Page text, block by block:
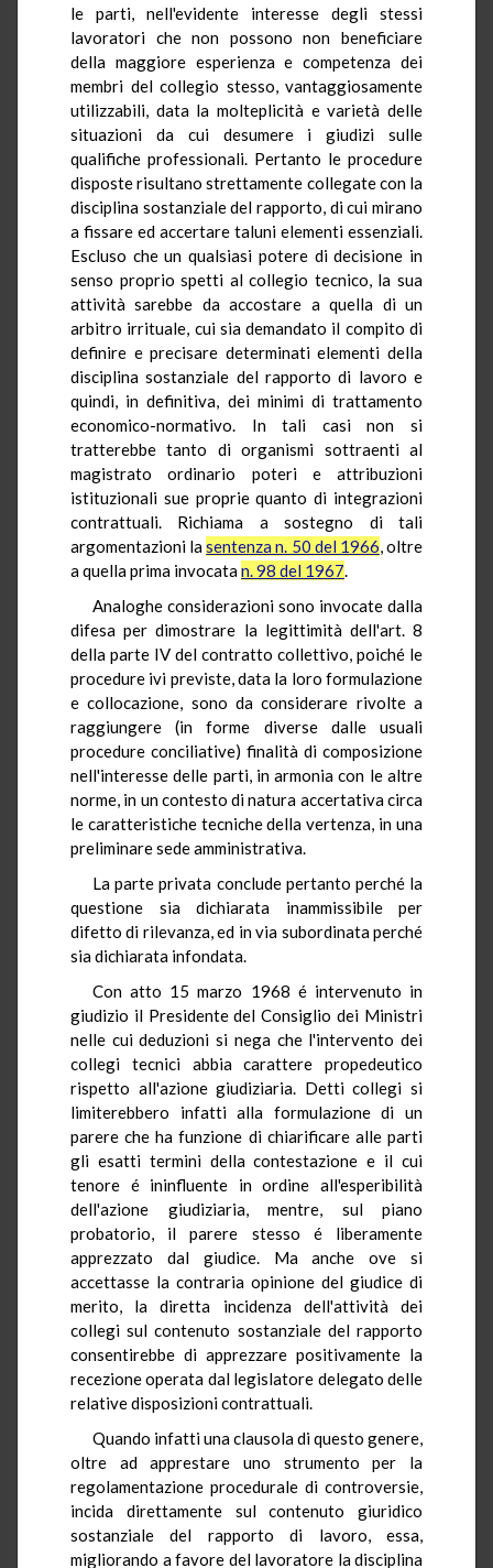
le parti, nell'evidente interesse degli stessi
lavoratori che non possono non beneficiare
della maggiore esperienza e competenza dei
membri del collegio stesso, vantaggiosamente
utilizzabili, data la molteplicità e varietà delle
situazioni da cui desumere i giudizi sulle
qualifiche professionali. Pertanto le procedure
disposte risultano strettamente collegate con la
disciplina sostanziale del rapporto, di cui mirano
a fissare ed accertare taluni elementi essenziali.
Escluso che un qualsiasi potere di decisione in
senso proprio spetti al collegio tecnico, la sua
attività sarebbe da accostare a quella di un
arbitro irrituale, cui sia demandato il compito di
definire e precisare determinati elementi della
disciplina sostanziale del rapporto di lavoro e
quindi, in definitiva, dei minimi di trattamento
economico-normativo. In tali casi non si
tratterebbe tanto di organismi sottraenti al
magistrato ordinario poteri e attribuzioni
istituzionali sue proprie quanto di integrazioni
contrattuali. Richiama a sostegno di tali
argomentazioni lasentenza n. 50 del 1966, oltre
a quella prima invocatan. 98 del 1967.
Analoghe considerazioni sono invocate dalla
difesa per dimostrare la legittimità dell'art. 8
della parte IV del contratto collettivo, poiché le
procedure ivi previste, data la loro formulazione
e collocazione, sono da considerare rivolte a
raggiungere (in forme diverse dalle usuali
procedure conciliative) finalità di composizione
nell'interesse delle parti, in armonia con le altre
norme, in un contesto di natura accertativa circa
le caratteristiche tecniche della vertenza, in una
preliminare sede amministrativa.
La parte privata conclude pertanto perché la
questione sia dichiarata inammissibile per
difetto di rilevanza, ed in via subordinata perché
sia dichiarata infondata.
Con atto 15 marzo 1968 é intervenuto in
giudizio il Presidente del Consiglio dei Ministri
nelle cui deduzioni si nega che l'intervento dei
collegi tecnici abbia carattere propedeutico
rispetto all'azione giudiziaria. Detti collegi si
limiterebbero infatti alla formulazione di un
parere che ha funzione di chiarificare alle parti
gli esatti termini della contestazione e il cui
tenore é ininfluente in ordine all'esperibilità
dell'azione giudiziaria, mentre, sul piano
probatorio, il parere stesso é liberamente
apprezzato dal giudice. Ma anche ove si
accettasse la contraria opinione del giudice di
merito, la diretta incidenza dell'attività dei
collegi sul contenuto sostanziale del rapporto
consentirebbe di apprezzare positivamente la
recezione operata dal legislatore delegato delle
relative disposizioni contrattuali.
Quando infatti una clausola di questo genere,
oltre ad apprestare uno strumento per la
regolamentazione procedurale di controversie,
incida direttamente sul contenuto giuridico
sostanziale del rapporto di lavoro, essa,
migliorando a favore del lavoratore la disciplina